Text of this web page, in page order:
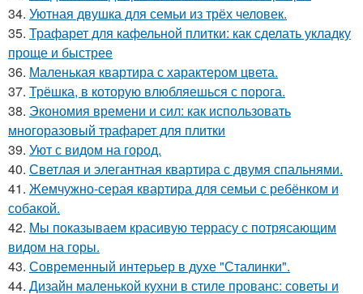
34. Уютная двушка для семьи из трёх человек.
35. Трафарет для кафельной плитки: как сделать укладку
проще и быстрее
36. Маленькая квартира с характером цвета.
37. Трёшка, в которую влюбляешься с порога.
38. Экономия времени и сил: как использовать
многоразовый трафарет для плитки
39. Уют с видом на город.
40. Светлая и элегантная квартира с двумя спальнями.
41. Жемчужно-серая квартира для семьи с ребёнком и
собакой.
42. Мы показываем красивую террасу с потрясающим
видом на горы.
43. Современный интерьер в духе "Сталинки".
44. Дизайн маленькой кухни в стиле прованс: советы и